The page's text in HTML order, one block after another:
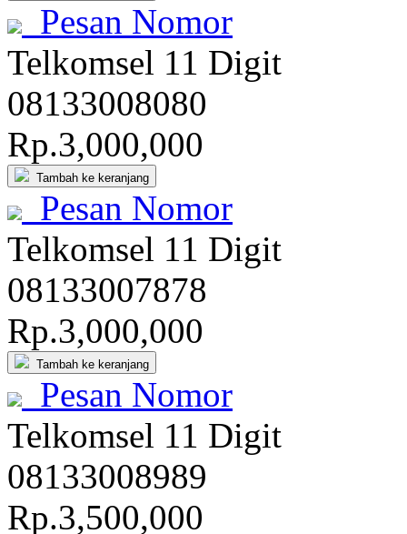
Pesan Nomor
Telkomsel 11 Digit
08133008080
Rp.3,000,000
Tambah ke keranjang
Pesan Nomor
Telkomsel 11 Digit
08133007878
Rp.3,000,000
Tambah ke keranjang
Pesan Nomor
Telkomsel 11 Digit
08133008989
Rp.3,500,000